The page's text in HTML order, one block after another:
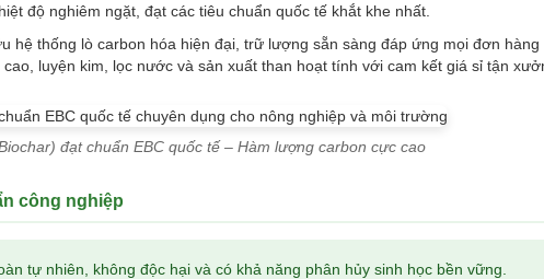
độ nghiêm ngặt, đạt các tiêu chuẩn quốc tế khắt khe nhất.
hệ thống lò carbon hóa hiện đại, trữ lượng sẵn sàng đáp ứng mọi đơn hàng
luyện kim, lọc nước và sản xuất than hoạt tính với cam kết giá sỉ tận
đạt chuẩn EBC quốc tế – Hàm lượng carbon cực cao
công nghiệp
tự nhiên, không độc hại và có khả năng phân hủy sinh học bền vững.